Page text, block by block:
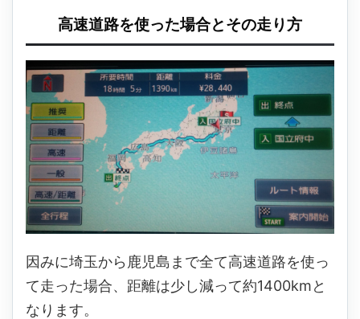
高速道路を使った場合とその走り方
因みに埼玉から鹿児島まで全て高速道路を使っ
て走った場合、距離は少し減って約1400kmと
なります。